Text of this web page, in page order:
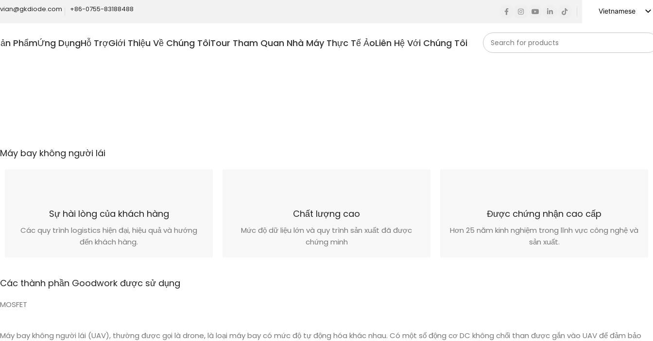
+86-0755-83188488
Vietnamese
PhẩmỨng DụngHỗ TrợGiới Thiệu Về Chúng TôiTour Tham Quan Nhà Máy Thực Tế ẢoLiên Hệ Với Chúng Tôi
Máy bay không người lái
Sự hài lòng của khách hàng
Các quy trình logistics hiện đại, hiệu quả và hướng
đến khách hàng.
Chất lượng cao
Mức độ dữ liệu lớn và quy trình sản xuất đã được
chứng minh
Được chứng nhận cao cấp
Hơn 25 năm kinh nghiệm trong lĩnh vực công nghệ và
sản xuất.
Các thành phần Goodwork được sử dụng
MOSFET
Máy bay không người lái (UAV), thường được gọi là drone, là loại máy bay có mức độ tự động hóa khác nhau. Có một số động cơ DC không chổi than được gắn vào UAV để đảm bảo